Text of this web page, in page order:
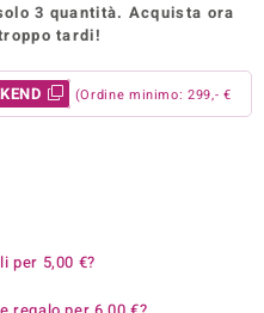
3 quantità. Acquista ora
tardi!
(Ordine minimo: 299,- €
per 5,00 €?